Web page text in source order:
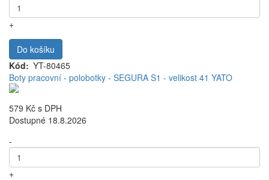
+
Do košíku
Kód
YT-80465
Boty pracovní - polobotky - SEGURA S1 - velikost 41 YATO
579 Kč s DPH
Dostupné 18.8.2026
-
+